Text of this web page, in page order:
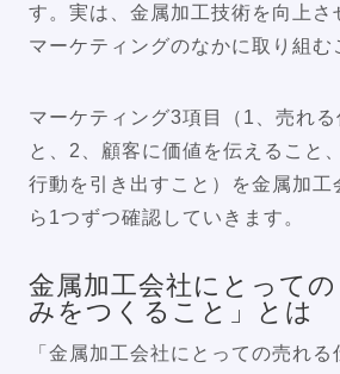
す。実は、金属加工技術を向上さ
マーケティングのなかに取り組む
マーケティング3項目（1、売れる
と、2、顧客に価値を伝えること
行動を引き出すこと）を金属加工
ら1つずつ確認していきます。
金属加工会社にとって
みをつくること」とは
「金属加工会社にとっての売れる